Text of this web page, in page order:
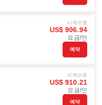
시작으로
US$ 906.94
요금/인
예약
시작으로
US$ 910.21
요금/인
예약